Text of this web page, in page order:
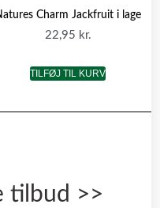
Charm Jackfruit i lage
22,95 kr.
TILFØJ TIL KURV
tilbud >>